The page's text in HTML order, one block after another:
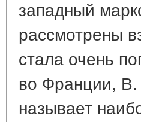
западный
рассмотрены
стала очень
во Франции,
называет